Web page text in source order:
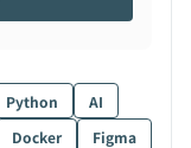
Python
AI
Docker
Figma